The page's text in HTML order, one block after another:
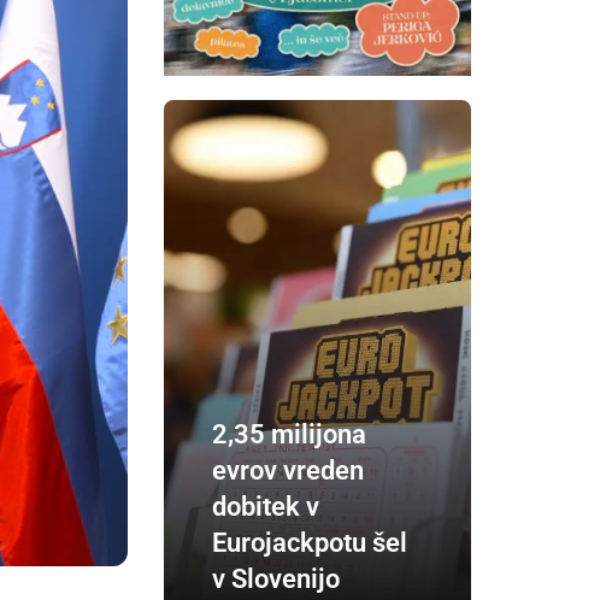
2,35 milijona
evrov vreden
dobitek v
Eurojackpotu šel
v Slovenijo